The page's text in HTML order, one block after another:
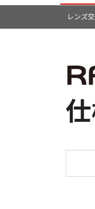
レンズ